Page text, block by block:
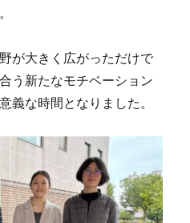
が大きく広がっただけで
う新たなモチベーション
義な時間となりました。